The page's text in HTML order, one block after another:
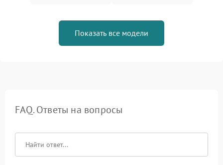
Показать все модели
FAQ. Ответы на вопросы